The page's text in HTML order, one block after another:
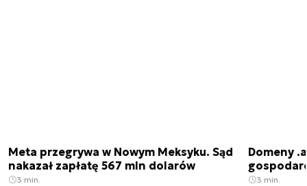
Meta przegrywa w Nowym Meksyku. Sąd
nakazał zapłatę 567 mln dolarów
3 min.
Domeny
3 min.